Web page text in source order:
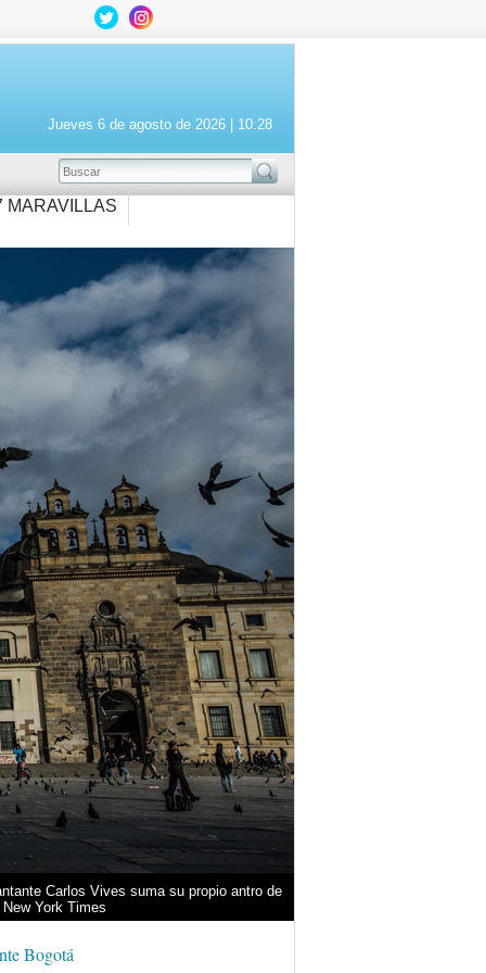
Jueves 6 de agosto de 2026 | 10:28
BUSCAR
MARAVILLAS
Carlos Vives suma su propio antro de
York Times
Bogotá